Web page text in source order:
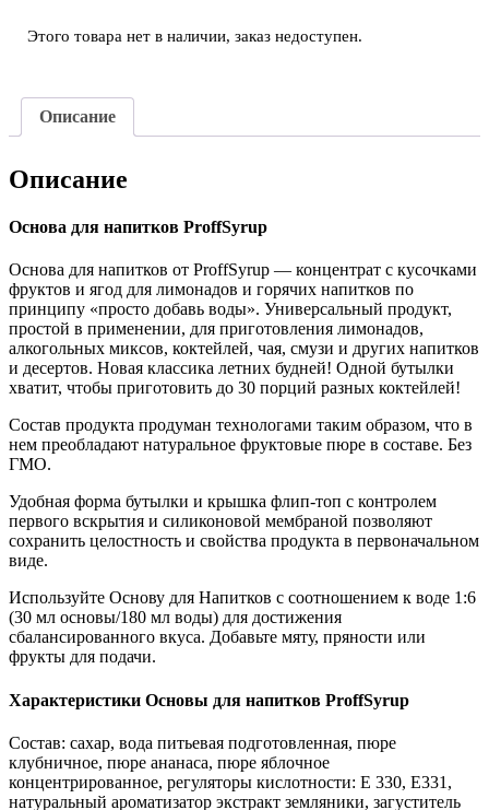
Этого товара нет в наличии, заказ недоступен.
Описание
Описание
Основа для напитков ProffSyrup
Основа для напитков от ProffSyrup — концентрат с кусочками
фруктов и ягод для лимонадов и горячих напитков по
принципу «просто добавь воды». Универсальный продукт,
простой в применении, для приготовления лимонадов,
алкогольных миксов, коктейлей, чая, смузи и других напитков
и десертов. Новая классика летних будней! Одной бутылки
хватит, чтобы приготовить до 30 порций разных коктейлей!
Состав продукта продуман технологами таким образом, что в
нем преобладают натуральное фруктовые пюре в составе. Без
ГМО.
Удобная форма бутылки и крышка флип-топ с контролем
первого вскрытия и силиконовой мембраной позволяют
сохранить целостность и свойства продукта в первоначальном
виде.
Используйте Основу для Напитков с соотношением к воде 1:6
(30 мл основы/180 мл воды) для достижения
сбалансированного вкуса. Добавьте мяту, пряности или
фрукты для подачи.
Характеристики Основы для напитков ProffSyrup
Состав: сахар, вода питьевая подготовленная, пюре
клубничное, пюре ананаса, пюре яблочное
концентрированное, регуляторы кислотности: Е 330, Е331,
натуральный ароматизатор экстракт земляники, загуститель